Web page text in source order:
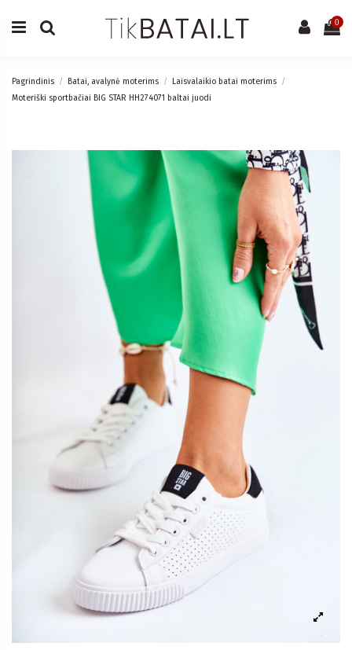
0
Pagrindinis Batai, avalynė moterims
Laisvalaikio batai moterims
Moteriški sportbačiai BIG STAR HH274071 baltai juodi